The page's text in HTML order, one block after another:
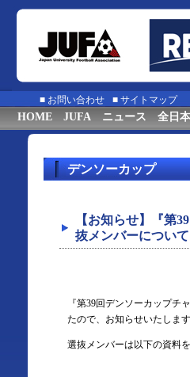
■ お問い合わせ ■ サイトマップ
HOME JUFA ニュース 全日
デンソーカップ
【お知らせ】『第
抜メンバーについて
『第39回デンソーカップ
たので、お知らせいたします
選抜メンバーは以下の資料